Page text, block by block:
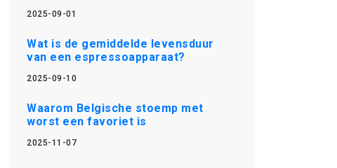
2025-09-01
Wat is de gemiddelde levensduur
van een espressoapparaat?
2025-09-10
Waarom Belgische stoemp met
worst een favoriet is
2025-11-07